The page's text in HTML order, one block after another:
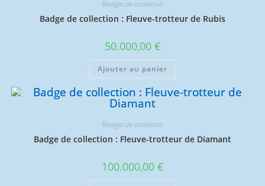
Badges de collection
Badge de collection : Fleuve-trotteur de Rubis
50.000,00 €
Ajouter au panier
Badges de collection
Badge de collection : Fleuve-trotteur de Diamant
100.000,00 €